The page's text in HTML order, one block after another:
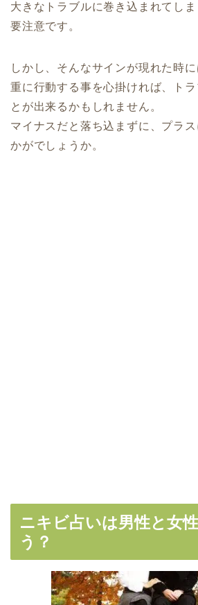
大きなトラブルに巻き込まれてし
要注意です。
しかし、そんなサインが現れた時
重に行動する事を心掛ければ、ト
とが出来るかもしれません。
マイナスだと落ち込まずに、プラ
かがでしょうか。
ニキビ占いは男性と女
う？